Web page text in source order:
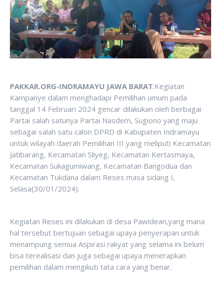
PAKKAR.ORG-INDRAMAYU JAWA BARAT:Kegiatan
Kampanye dalam menghadapi Pemilihan umum pada
tanggal 14 Februari 2024 gencar dilakukan oleh berbagai
Partai salah satunya Partai Nasdem, Sugiono yang maju
sebagai salah satu calon DPRD di Kabupaten Indramayu
untuk wilayah daerah Pemilihan III yang meliputi Kecamatan
Jatibarang, Kecamatan Sliyeg, Kecamatan Kertasmaya,
Kecamatan Sukagumiwang, Kecamatan Bangodua dan
Kecamatan Tukdana dalam Reses masa sidang I,
Selasa(30/01/2024).
Kegiatan Reses ini dilakukan di desa Pawidean,yang mana
hal tersebut bertujuan sebagai upaya penyerapan untuk
menampung semua Aspirasi rakyat yang selama ini belum
bisa terealisasi dan juga sebagai upaya menerapkan
pemilihan dalam mengikuti tata cara yang benar.